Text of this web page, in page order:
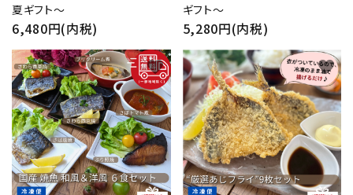
夏ギフト～
6,480円(内税)
ギフト～
5,280円(内税)
favorite favorite